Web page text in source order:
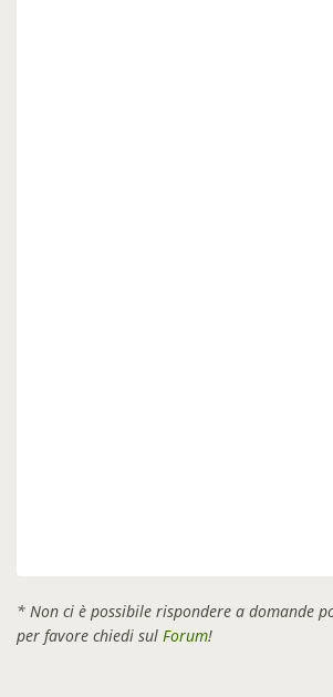
* Non ci è possibile rispondere a domande
per favore chiedi sul Forum!